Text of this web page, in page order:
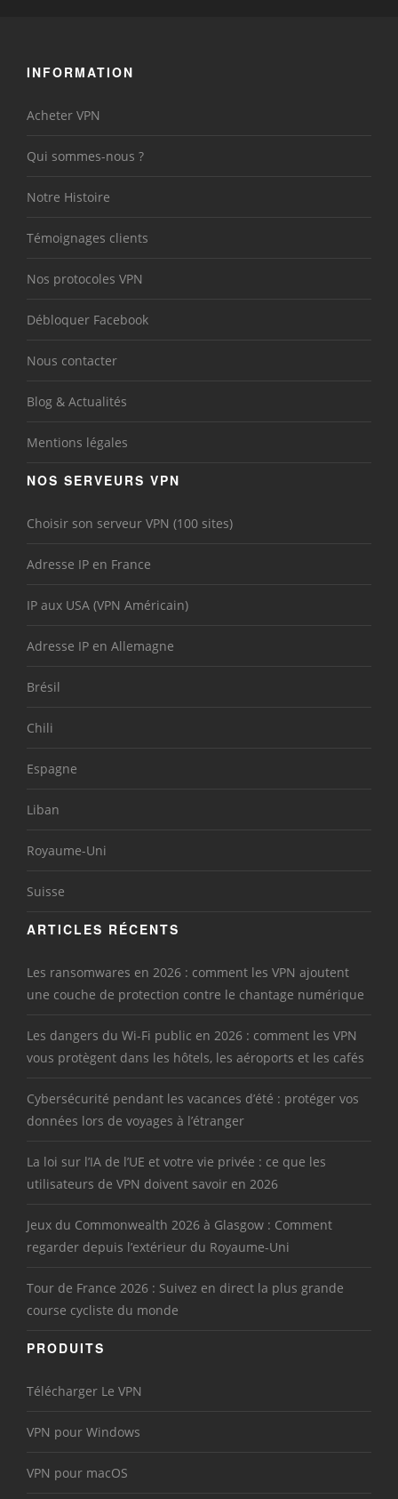
INFORMATION
Acheter VPN
Qui sommes-nous ?
Notre Histoire
Témoignages clients
Nos protocoles VPN
Débloquer Facebook
Nous contacter
Blog & Actualités
Mentions légales
NOS SERVEURS VPN
Choisir son serveur VPN (100 sites)
Adresse IP en France
IP aux USA (VPN Américain)
Adresse IP en Allemagne
Brésil
Chili
Espagne
Liban
Royaume-Uni
Suisse
ARTICLES RÉCENTS
Les ransomwares en 2026 : comment les VPN ajoutent
une couche de protection contre le chantage numérique
Les dangers du Wi-Fi public en 2026 : comment les VPN
vous protègent dans les hôtels, les aéroports et les cafés
Cybersécurité pendant les vacances d’été : protéger vos
données lors de voyages à l’étranger
La loi sur l’IA de l’UE et votre vie privée : ce que les
utilisateurs de VPN doivent savoir en 2026
Jeux du Commonwealth 2026 à Glasgow : Comment
regarder depuis l’extérieur du Royaume-Uni
Tour de France 2026 : Suivez en direct la plus grande
course cycliste du monde
PRODUITS
Télécharger Le VPN
VPN pour Windows
VPN pour macOS